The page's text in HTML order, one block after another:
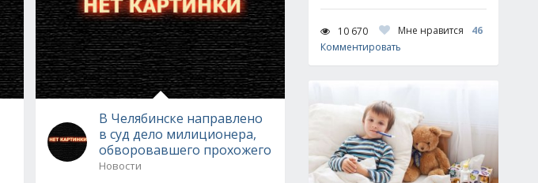
В Челябинске направлено
в суд дело милиционера,
обворовавшего прохожего
Новости
10 670 Мне нравится
46
Комментировать